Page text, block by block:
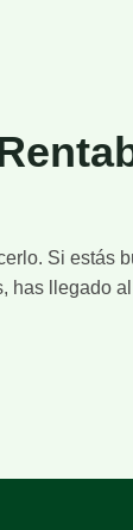
Si estás
has llegado